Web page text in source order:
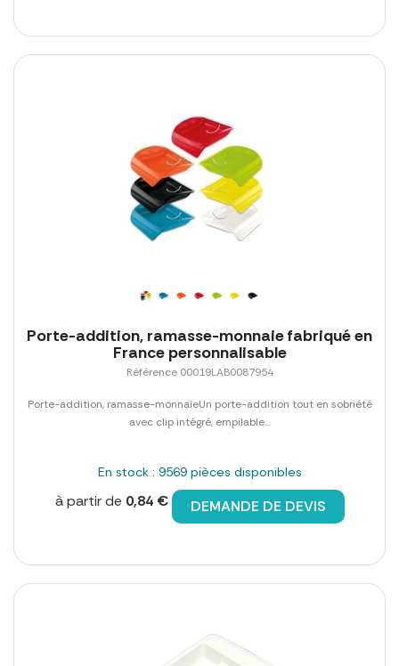
Porte-addition, ramasse-monnaie fabriqué en
France personnalisable
Référence 00019LAB0087954
Porte-addition, ramasse-monnaieUn porte-addition tout en sobriété
avec clip intégré, empilable...
En stock : 9569 pièces disponibles
à partir de 0,84 € DEMANDE DE DEVIS